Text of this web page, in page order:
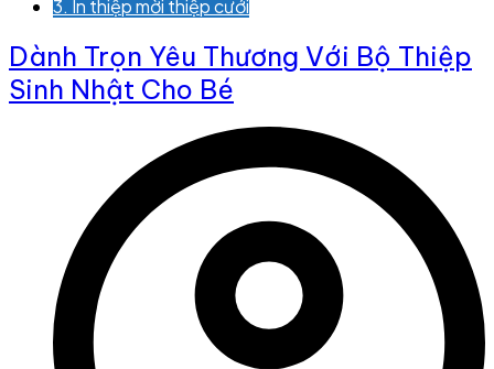
3. In thiệp mời thiệp cưới
Dành Trọn Yêu Thương Với Bộ Thiệp
Sinh Nhật Cho Bé